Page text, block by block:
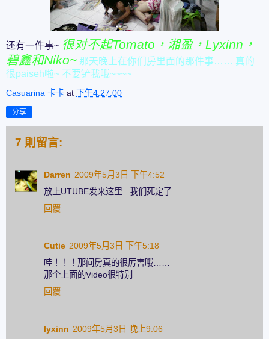
还有一件事~ 很对不起Tomato，湘盈，Lyxinn，
碧鑫和Niko~ 那天晚上在你们房里面的那件事…… 真的
很paiseh啦~ 不要铲我哦~~~~
Casuarina 卡卡 at 下午4:27:00
分享
7 則留言:
Darren 2009年5月3日 下午4:52
放上UTUBE发来这里...我们死定了...
回覆
Cutie 2009年5月3日 下午5:18
哇！！！那间房真的很厉害哦……
那个上面的Video很特别
回覆
lyxinn 2009年5月3日 晚上9:06